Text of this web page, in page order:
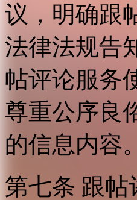
议，明确跟
法律法规告
帖评论服务
尊重公序良
的信息内容。
第七条 跟